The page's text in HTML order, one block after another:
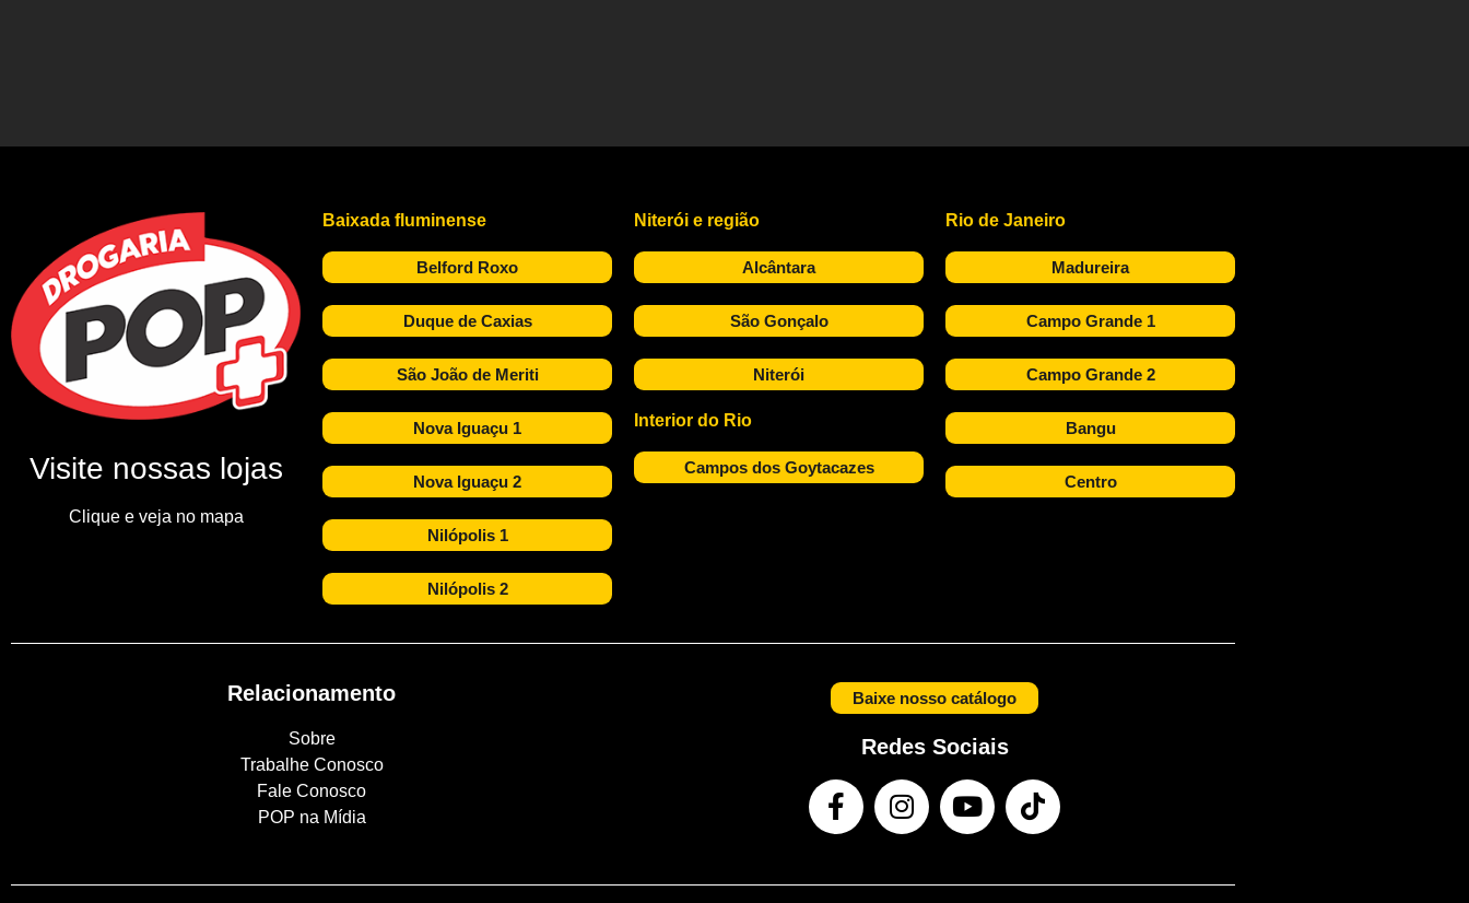
Visite nossas lojas
Clique e veja no mapa
Baixada fluminense
Belford Roxo
Duque de Caxias
São João de Meriti
Nova Iguaçu 1
Nova Iguaçu 2
Nilópolis 1
Nilópolis 2
Niterói e região
Alcântara
São Gonçalo
Niterói
Interior do Rio
Campos dos Goytacazes
Rio de Janeiro
Madureira
Campo Grande 1
Campo Grande 2
Bangu
Centro
Relacionamento
Sobre
Trabalhe Conosco
Fale Conosco
POP na Mídia
Baixe nosso catálogo
Redes Sociais